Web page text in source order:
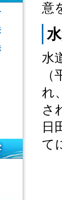
意
水
れ
さ
日
て